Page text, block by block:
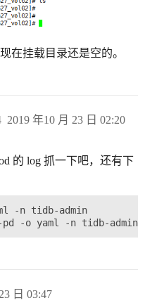
在挂载目录还是空的。
2019 年10 月 23 日 02:20
的 log 抓一下吧，还有下
-n tidb-admin
日 03:47